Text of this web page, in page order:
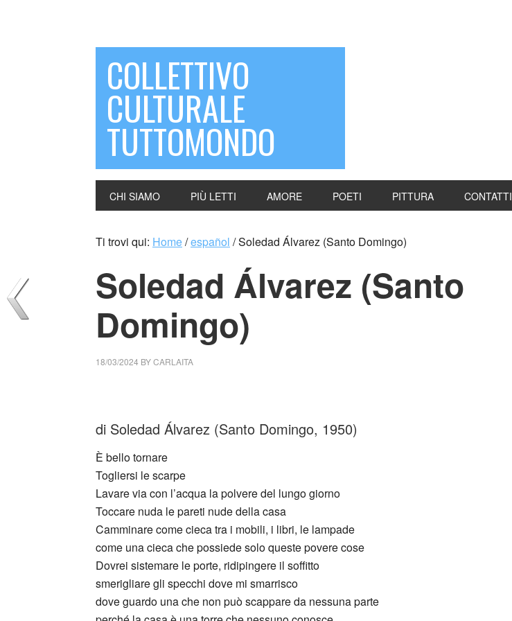
COLLETTIVO
CULTURALE
TUTTOMONDO
CHI SIAMO PIÙ LETTI AMORE POETI PITTURA CONTATTI
Ti trovi qui: Home/español /Soledad Álvarez (Santo Domingo)
Soledad Álvarez (Santo
Domingo)
18/03/2024 BYCARLAITA
di Soledad Álvarez (Santo Domingo, 1950)
È bello tornare
Togliersi le scarpe
Lavare via con l’acqua la polvere del lungo giorno
Toccare nuda le pareti nude della casa
Camminare come cieca tra i mobili, i libri, le lampade
come una cieca che possiede solo queste povere cose
Dovrei sistemare le porte, ridipingere il soffitto
smerigliare gli specchi dove mi smarrisco
dove guardo una che non può scappare da nessuna parte